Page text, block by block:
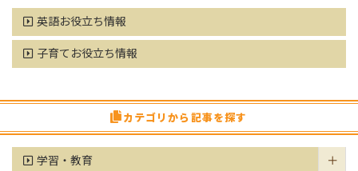
英語お役立ち情報
子育てお役立ち情報
カテゴリから記事を探す
学習・教育